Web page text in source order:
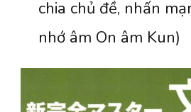
chia chủ đề, nhấn
nhớ âm On âm Kun)